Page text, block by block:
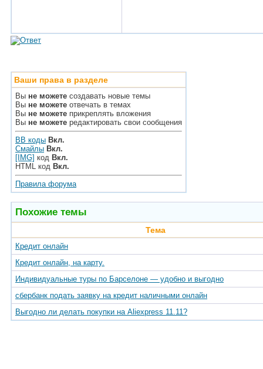
Ваши права в разделе
Вы не можете создавать новые темы
Вы не можете отвечать в темах
Вы не можете прикреплять вложения
Вы не можете редактировать свои сообщения
BB коды Вкл.
Смайлы Вкл.
[IMG] код Вкл.
HTML код Вкл.
Правила форума
Похожие темы
Тема
Кредит онлайн
Кредит онлайн, на карту.
Индивидуальные туры по Барселоне — удобно и выгодно
сбербанк подать заявку на кредит наличными онлайн
Выгодно ли делать покупки на Aliexpress 11.11?